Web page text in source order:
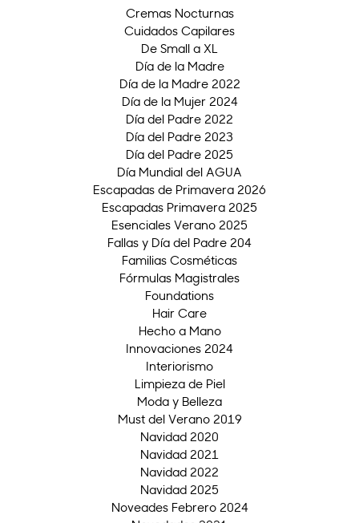
Cremas Nocturnas
Cuidados Capilares
De Small a XL
Día de la Madre
Día de la Madre 2022
Día de la Mujer 2024
Día del Padre 2022
Día del Padre 2023
Día del Padre 2025
Día Mundial del AGUA
Escapadas de Primavera 2026
Escapadas Primavera 2025
Esenciales Verano 2025
Fallas y Día del Padre 204
Familias Cosméticas
Fórmulas Magistrales
Foundations
Hair Care
Hecho a Mano
Innovaciones 2024
Interiorismo
Limpieza de Piel
Moda y Belleza
Must del Verano 2019
Navidad 2020
Navidad 2021
Navidad 2022
Navidad 2025
Noveades Febrero 2024